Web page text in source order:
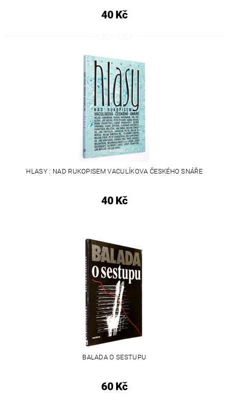
40 Kč
HLASY : NAD RUKOPISEM VACULÍKOVA ČESKÉHO SNÁŘE
40 Kč
BALADA O SESTUPU
60 Kč